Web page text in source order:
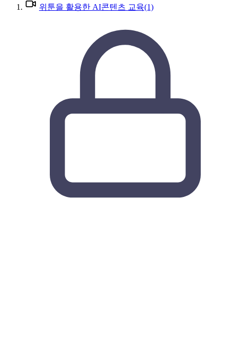
위툰을 활용한 AI콘텐츠 교육(1)